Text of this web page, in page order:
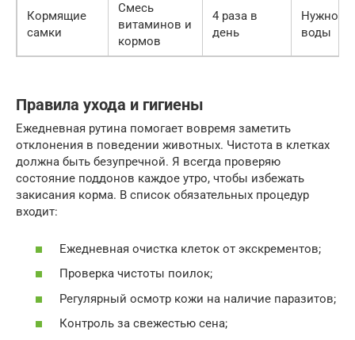
Кормящие
самки
Смесь
витаминов и
кормов
4 раза в
день
Нужно
воды
Правила ухода и гигиены
Ежедневная рутина помогает вовремя заметить
отклонения в поведении животных. Чистота в клетках
должна быть безупречной. Я всегда проверяю
состояние поддонов каждое утро, чтобы избежать
закисания корма. В список обязательных процедур
входит:
Ежедневная очистка клеток от экскрементов;
Проверка чистоты поилок;
Регулярный осмотр кожи на наличие паразитов;
Контроль за свежестью сена;